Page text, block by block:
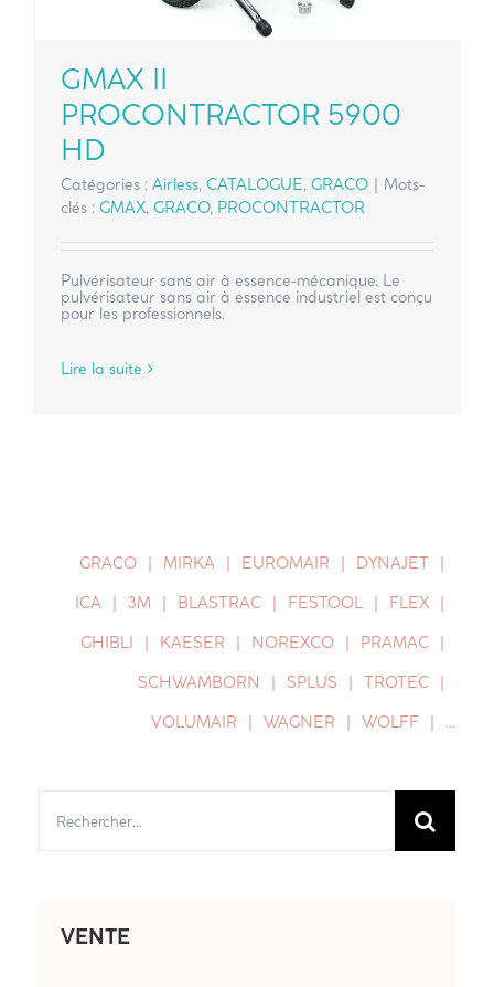
GMAX II
PROCONTRACTOR 5900
HD
Catégories : Airless, CATALOGUE, GRACO
Mots-
clés : GMAX, GRACO, PROCONTRACTOR
Pulvérisateur sans air à essence-mécanique. Le
pulvérisateur sans air à essence industriel est conçu
pour les professionnels.
Lire la suite
GRACO MIRKA EUROMAIR
DYNAJET
ICA
3M BLASTRAC FESTOOL
FLEX
GHIBLI
KAESER NOREXCO
PRAMAC
SCHWAMBORN
SPLUS
TROTEC
VOLUMAIR
WAGNER WOLFF …
VENTE